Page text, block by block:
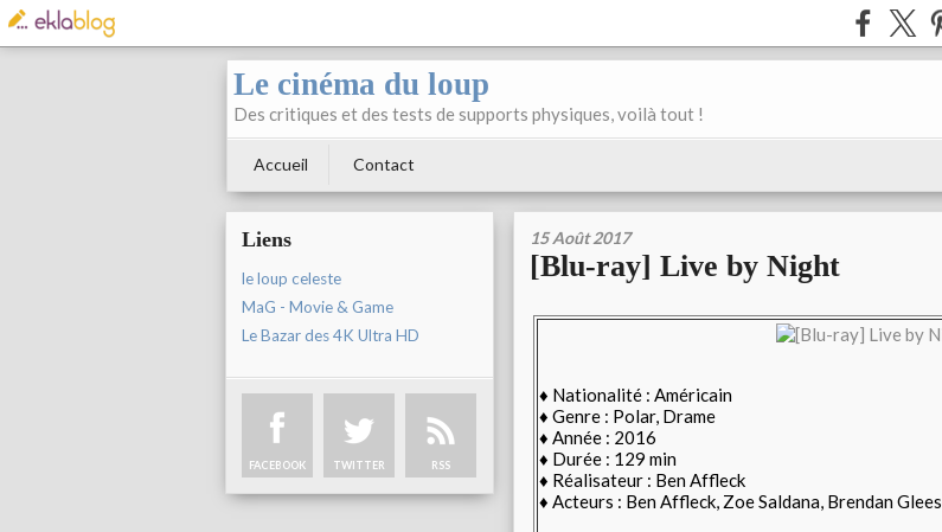
Le cinéma du loup
Des critiques et des tests de supports physiques, voilà tout !
Accueil Contact
Liens
le loup celeste
MaG - Movie & Game
Le Bazar des 4K Ultra HD
FACEBOOK TWITTER RSS
15 Août 2017
[Blu-ray] Live by Night
♦ Nationalité : Américain
♦ Genre : Polar, Drame
♦ Année : 2016
♦ Durée : 129 min
♦ Réalisateur : Ben Affleck
♦ Acteurs : Ben Affleck, Zoe Saldana, Brendan